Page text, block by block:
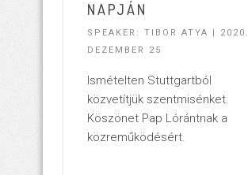
NAPJÁN
SPEAKER: TIBOR ATYA | 2020.
DEZEMBER 25
Ismételten Stuttgartból
közvetítjük szentmisénket.
Köszönet Pap Lórántnak a
közreműködésért.